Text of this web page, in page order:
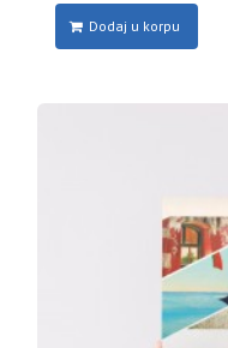
Dodaj u korpu